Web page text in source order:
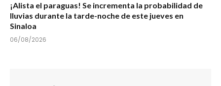
¡Alista el paraguas! Se incrementa la probabilidad de
lluvias durante la tarde-noche de este jueves en
Sinaloa
06/08/2026